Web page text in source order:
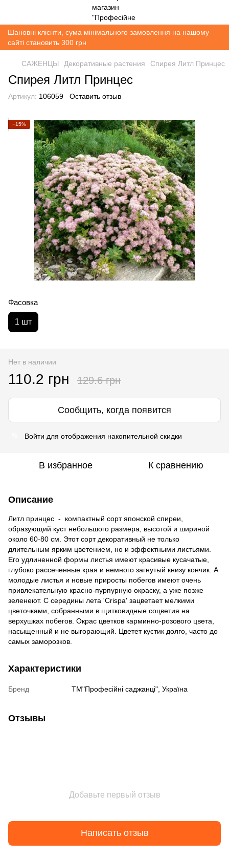
Шановні клієнти, сума мінімального замовлення на нашому
сайті становить 300 грн
САЖЕНЦЫ Декоративные растения Спирея Литл Принцес
Спирея Литл Принцес
Артикул: 106059 Оставить отзыв
−15%
Фасовка
1 шт
Нет в наличии
110.2 грн 129.6 грн
Сообщить, когда появится
Войти для отображения накопительной скидки
В избранное К сравнению
Описание
Литл принцес - компактный сорт японской спиреи,
образующий куст небольшого размера, высотой и шириной
около 60-80 см. Этот сорт декоративный не только
длительным ярким цветением, но и эффектными листьями.
Его удлиненной формы листья имеют красивые кусачатые,
глубоко рассеченные края и немного загнутый книзу кончик. А
молодые листья и новые приросты побегов имеют очень
привлекательную красно-пурпурную окраску, а уже позже
зеленеют. С середины лета 'Crispa' зацветает мелкими
цветочками, собранными в щитковидные соцветия на
верхушках побегов. Окрас цветков карминно-розового цвета,
насыщенный и не выгорающий. Цветет кустик долго, часто до
самых заморозков.
Характеристики
Бренд ТМ"Професійні саджанці", Україна
Отзывы
Добавьте первый отзыв
Написать отзыв